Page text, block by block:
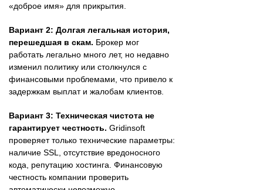
«доброе имя» для прикрытия.
Вариант 2: Долгая легальная история,
перешедшая в скам. Брокер мог
работать легально много лет, но недавно
изменил политику или столкнулся с
финансовыми проблемами, что привело к
задержкам выплат и жалобам клиентов.
Вариант 3: Техническая чистота не
гарантирует честность. Gridinsoft
проверяет только технические параметры:
наличие SSL, отсутствие вредоносного
кода, репутацию хостинга. Финансовую
честность компании проверить